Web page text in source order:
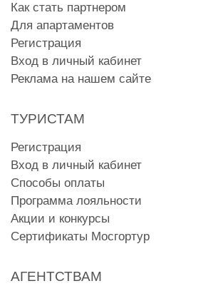
Как стать партнером
Для апартаментов
Регистрация
Вход в личный кабинет
Реклама на нашем сайте
ТУРИСТАМ
Регистрация
Вход в личный кабинет
Способы оплаты
Программа лояльности
Акции и конкурсы
Сертификаты Мосгортур
АГЕНТСТВАМ